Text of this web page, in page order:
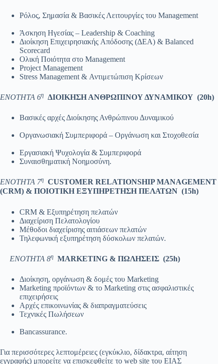
Ρόλος, Σημασία & Βασικές Λειτουργίες του Management
Άσκηση Ηγεσίας – Leadership & Coaching
Διοίκηση Επιχειρησιακής Aπόδοσης (ΔΕΑ) & Balanced
Scorecard
Ολική Ποιότητα στο Management
Project Management
Stress Management & Αντιμετώπιση Κρίσεων
ΕΝΟΤΗΤΑ 6η ΔΙΟΙΚΗΣΗ ΑΝΘΡΩΠΙΝΟΥ ΔΥΝΑΜΙΚΟΥ (20h)
Βασικές αρχές Διοίκησης Ανθρώπινου Δυναμικού
Οργανωσιακή Συμπεριφορά – Οργάνωση και Στοχοθεσία
Εργασιακή Ψυχολογία & Συμπεριφορά
Συναισθηματική Νοημοσύνη.
ΕΝΟΤΗΤΑ 7η CUSTOMER RELATIONSHIP MANAGEMENT
(CRM) & ΠΟΙΟΤΙΚΗ ΕΞΥΠΗΡΕΤΗΣΗ ΠΕΛΑΤΩΝ (15h)
CRM & Εξυπηρέτηση πελατών
Διαχείριση Πελατολογίου
Μέθοδοι διαχείρισης αιτιάσεων πελατών
Τηλεφωνική εξυπηρέτηση δύσκολων πελατών.
ΕΝΟΤΗΤΑ 8η MARKETING & ΠΩΛΗΣΕΙΣ (25h)
Διοίκηση, οργάνωση & δομές του Marketing
Marketing προϊόντων & το Marketing στις ασφαλιστικές
επιχειρήσεις
Αρχές επικοινωνίας & διαπραγματεύσεις
Τεχνικές Πωλήσεων
Bancassurance.
Για περισσότερες λεπτομέρειες (εγκύκλιο, δίδακτρα, αίτηση
εγγραφής) μπορείτε να επισκεφθείτε το web site του ΕΙΑΣ